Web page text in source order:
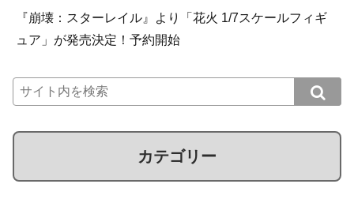
『崩壊：スターレイル』より「花火 1/7スケールフィギ
ュア」が発売決定！予約開始
カテゴリー